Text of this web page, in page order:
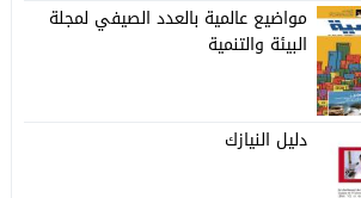
مواضيع عالمية بالعدد الصيفي لمجلة
البيئة والتنمية
دليل النيازك